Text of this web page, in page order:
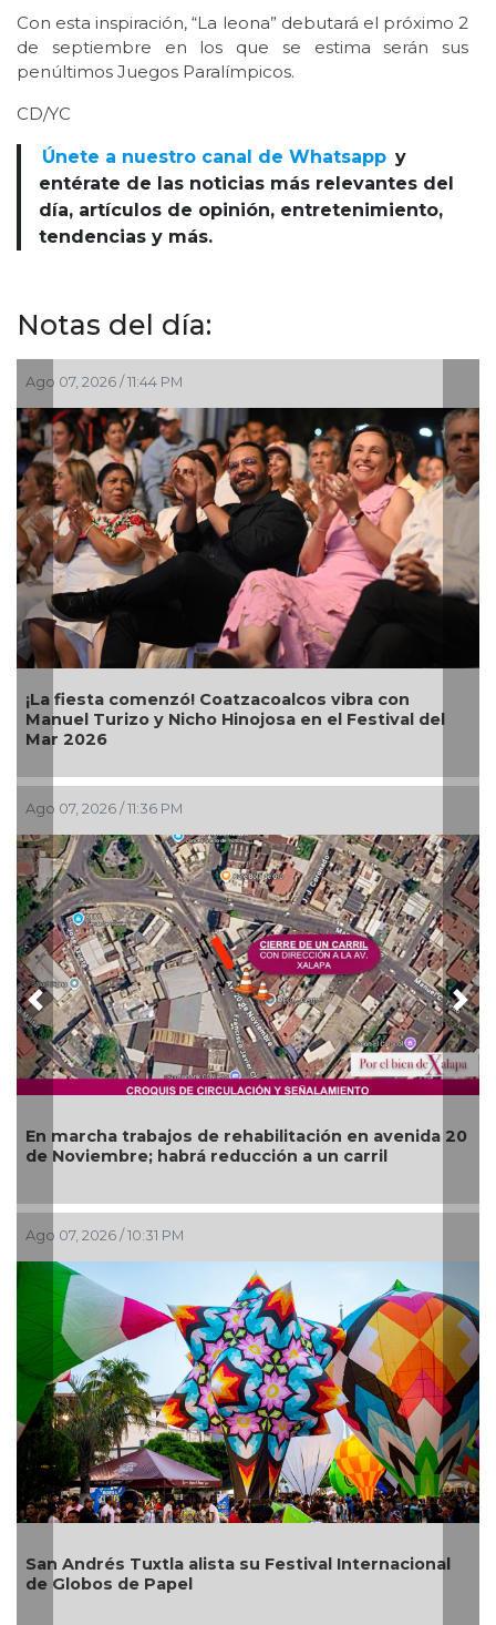
Con esta inspiración, “La leona” debutará el próximo 2
de septiembre en los que se estima serán sus
penúltimos Juegos Paralímpicos.
CD/YC
Únete a nuestro canal de Whatsapp y
entérate de las noticias más relevantes del
día, artículos de opinión, entretenimiento,
tendencias y más.
Notas del día:
Ago 07, 2026 / 8:42 PM
Alcalde Samuel Acosta inaugura la calle
Bugambilias en El Tejar
Ago 07, 2026 / 7:00 PM
Más de 120 elementos de seguridad refuerzan
operativos vs rodadas de motociclistas en Boca
del Río
Ago 07, 2026 / 6:49 PM
¿Con o sin espuma?
Previous